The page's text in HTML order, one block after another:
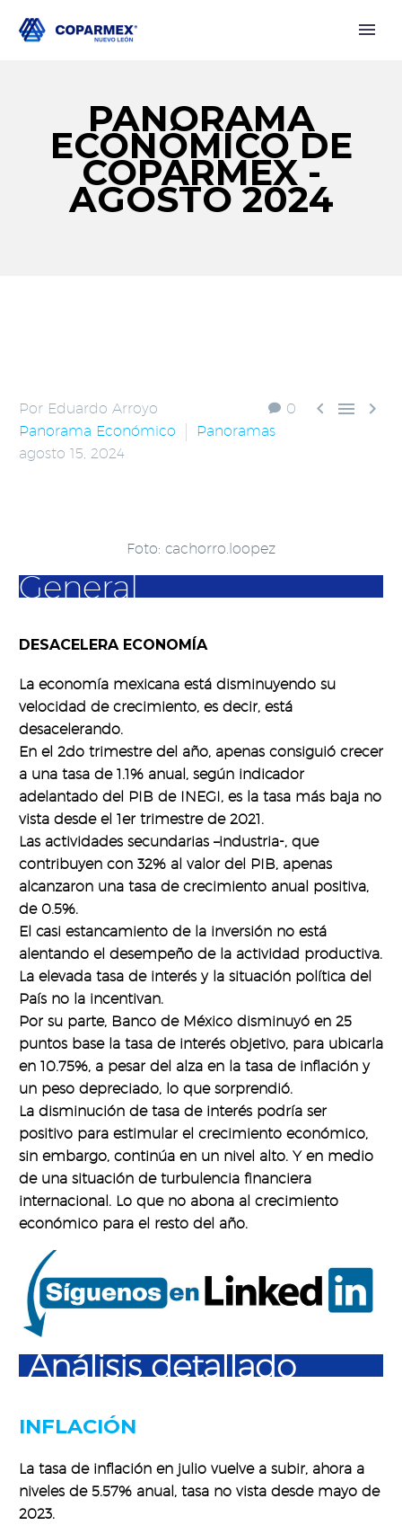
PANORAMA
ECONÓMICO DE
COPARMEX -
AGOSTO 2024
0   
Por Eduardo Arroyo
Panorama Económico
Panoramas
agosto 15, 2024
Foto: cachorro.loopez
General
DESACELERA ECONOMÍA
La economía mexicana está disminuyendo su
velocidad de crecimiento, es decir, está
desacelerando.
En el 2do trimestre del año, apenas consiguió crecer
a una tasa de 1.1% anual, según indicador
adelantado del PIB de INEGI, es la tasa más baja no
vista desde el 1er trimestre de 2021.
Las actividades secundarias –industria-, que
contribuyen con 32% al valor del PIB, apenas
alcanzaron una tasa de crecimiento anual positiva,
de 0.5%.
El casi estancamiento de la inversión no está
alentando el desempeño de la actividad productiva.
La elevada tasa de interés y la situación política del
País no la incentivan.
Por su parte, Banco de México disminuyó en 25
puntos base la tasa de interés objetivo, para ubicarla
en 10.75%, a pesar del alza en la tasa de inflación y
un peso depreciado, lo que sorprendió.
La disminución de tasa de interés podría ser
positivo para estimular el crecimiento económico,
sin embargo, continúa en un nivel alto. Y en medio
de una situación de turbulencia financiera
internacional. Lo que no abona al crecimiento
económico para el resto del año.
Análisis detallado
INFLACIÓN
La tasa de inflación en julio vuelve a subir, ahora a
niveles de 5.57% anual, tasa no vista desde mayo de
2023.